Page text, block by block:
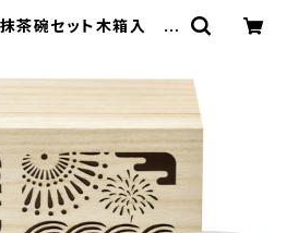
碗セット木箱入 窯